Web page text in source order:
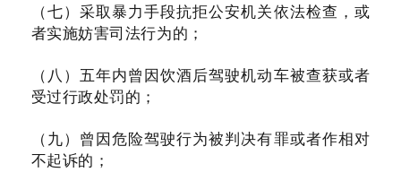
（七）采取暴力手段抗拒公安机关依法检查，或
者实施妨害司法行为的；
（八）五年内曾因饮酒后驾驶机动车被查获或者
受过行政处罚的；
（九）曾因危险驾驶行为被判决有罪或者作相对
不起诉的；